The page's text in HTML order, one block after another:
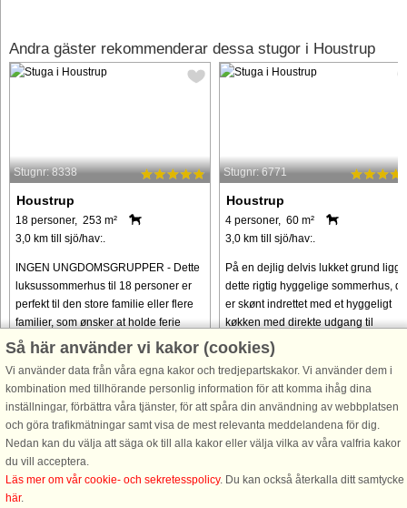
Andra gäster rekommenderar dessa stugor i Houstrup
Stugnr: 8338
Houstrup
18 personer, 253 m²
3,0 km till sjö/hav:.
INGEN UNGDOMSGRUPPER - Dette
luksussommerhus til 18 personer er
perfekt til den store familie eller flere
familier, som ønsker at holde ferie
under samme tag. Sommerhuset
från 23.640 SEK
Stugnr: 6771
Houstrup
4 personer, 60 m²
3,0 km till sjö/hav:.
På en dejlig delvis lukket grund
dette rigtig hyggelige sommerhus,
er skønt indrettet med et hyggeligt
køkken med direkte udgang til
grunden og i åben forbindelse med
stuen. I stuen findes brændeovnen,
från 6.149 SEK
Så här använder vi kakor (cookies)
Vi använder data från våra egna kakor och tredjepartskakor. Vi använder dem i
kombination med tillhörande personlig information för att komma ihåg dina
inställningar, förbättra våra tjänster, för att spåra din användning av webbplatsen
och göra trafikmätningar samt visa de mest relevanta meddelandena för dig.
Nedan kan du välja att säga ok till alla kakor eller välja vilka av våra valfria kakor
du vill acceptera.
Läs mer om vår cookie- och sekretesspolicy. Du kan också återkalla ditt samtycke
här.